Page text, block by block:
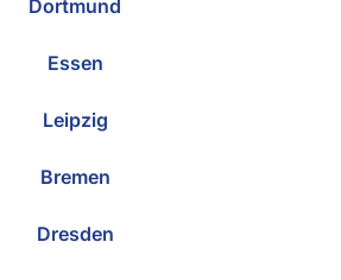
Dortmund
Essen
Leipzig
Bremen
Dresden